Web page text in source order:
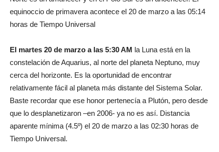
equinoccio de primavera acontece el 20 de marzo a las 05:14
horas de Tiempo Universal
El martes 20 de marzo a las 5:30 AM la Luna está en la
constelación de Aquarius, al norte del planeta Neptuno, muy
cerca del horizonte. Es la oportunidad de encontrar
relativamente fácil al planeta más distante del Sistema Solar.
Baste recordar que ese honor pertenecía a Plutón, pero desde
que lo desplanetizaron –en 2006- ya no es así. Distancia
aparente mínima (4.5º) el 20 de marzo a las 02:30 horas de
Tiempo Universal.